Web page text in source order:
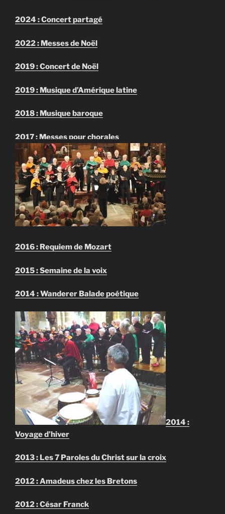
2024 : Concert partagé
2022 : Messes de Noël
2019 : Concert de Noël
2019 : Musique d’Amérique latine
2018 : Musique baroque
2017 : Messes pour chorales
2016 : Requiem de Mozart
2015 : Semaine de la voix
2014 : Wanderer Balade poétique
2014 :
Voyage d’hiver
2013 : Les 7 Paroles du Christ sur la croix
2012 : Amadeus chez les Bretons
2012 : César Franck